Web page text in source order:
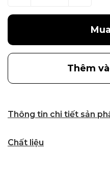
Thêm
Thông tin chi tiết sản
Chất liệu